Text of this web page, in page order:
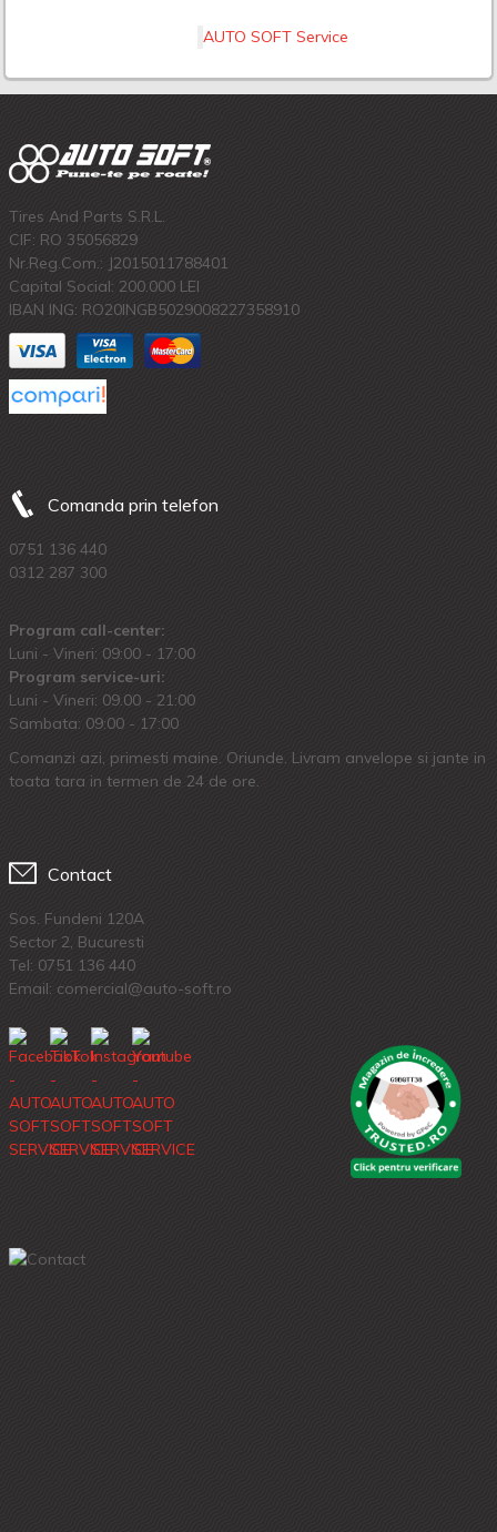
AUTO SOFT Service
Tires And Parts S.R.L.
CIF: RO 35056829
Nr.Reg.Com.: J2015011788401
Capital Social: 200.000 LEI
IBAN ING: RO20INGB5029008227358910
Comanda prin telefon
0751 136 440
0312 287 300
Program call-center:
Luni - Vineri: 09:00 - 17:00
Program service-uri:
Luni - Vineri: 09.00 - 21:00
Sambata: 09:00 - 17:00
Comanzi azi, primesti maine. Oriunde. Livram anvelope si jante in
toata tara in termen de 24 de ore.
Contact
Sos. Fundeni 120A
Sector 2, Bucuresti
Tel: 0751 136 440
Email: comercial@auto-soft.ro